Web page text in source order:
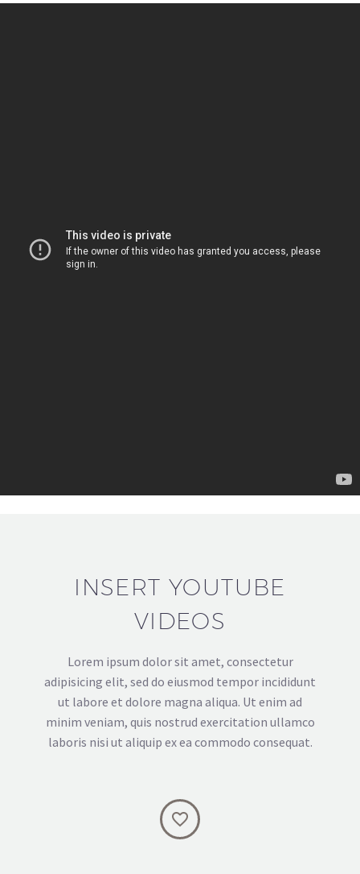
INSERT YOUTUBE
VIDEOS
Lorem ipsum dolor sit amet, consectetur
adipisicing elit, sed do eiusmod tempor incididunt
ut labore et dolore magna aliqua. Ut enim ad
minim veniam, quis nostrud exercitation ullamco
laboris nisi ut aliquip ex ea commodo consequat.

